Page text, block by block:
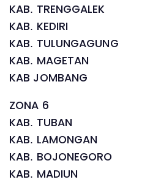
KAB. TRENGGALEK
KAB. KEDIRI
KAB. TULUNGAGUNG
KAB. MAGETAN
KAB JOMBANG
ZONA 6
KAB. TUBAN
KAB. LAMONGAN
KAB. BOJONEGORO
KAB. MADIUN